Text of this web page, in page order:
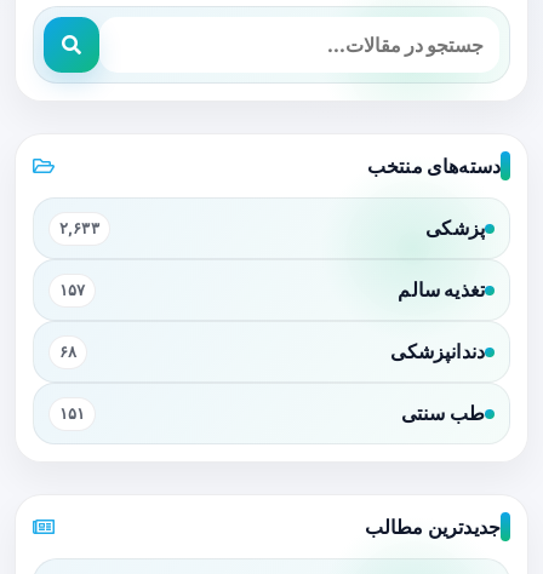
دسته‌های منتخب
پزشکی ۲,۶۳۳
تغذیه سالم ۱۵۷
دندانپزشکی ۶۸
طب سنتی ۱۵۱
جدیدترین مطالب